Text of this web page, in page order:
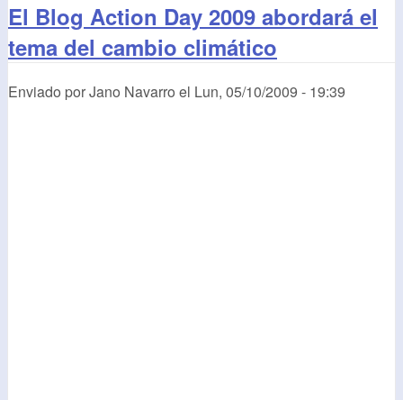
El Blog Action Day 2009 abordará el
tema del cambio climático
Enviado porJano Navarro el Lun, 05/10/2009 - 19:39